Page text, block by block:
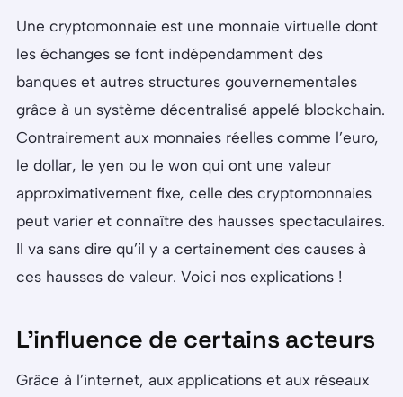
Une cryptomonnaie est une monnaie virtuelle dont
les échanges se font indépendamment des
banques et autres structures gouvernementales
grâce à un système décentralisé appelé blockchain.
Contrairement aux monnaies réelles comme l’euro,
le dollar, le yen ou le won qui ont une valeur
approximativement fixe, celle des cryptomonnaies
peut varier et connaître des hausses spectaculaires.
Il va sans dire qu’il y a certainement des causes à
ces hausses de valeur. Voici nos explications !
L’influence de certains acteurs
Grâce à l’internet, aux applications et aux réseaux